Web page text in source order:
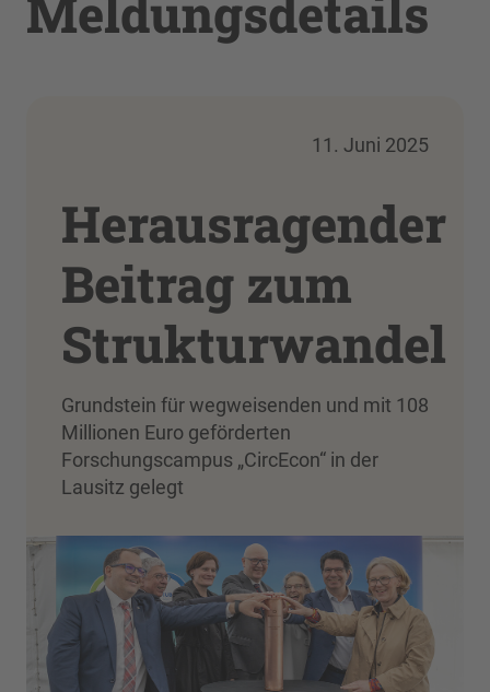
Meldungsdetails
11. Juni 2025
Herausragender
Beitrag zum
Strukturwandel
Grundstein für wegweisenden und mit 108
Millionen Euro geförderten
Forschungscampus „CircEcon“ in der
Lausitz gelegt